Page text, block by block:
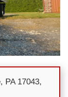
PA 17043,